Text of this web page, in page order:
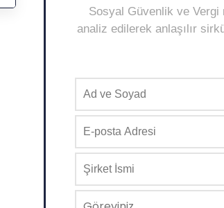
Sosyal Güvenlik ve Vergi
analiz edilerek anlaşılır